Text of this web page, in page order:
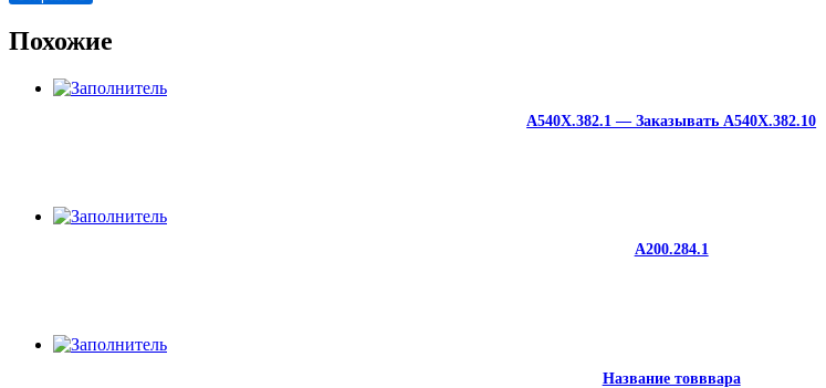
Похожие
A540X.382.1 — Заказывать A540X.382.10
A200.284.1
Название товввара